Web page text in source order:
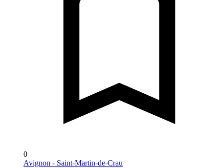
0
Avignon - Saint-Martin-de-Crau